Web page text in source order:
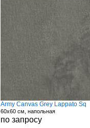
Army Canvas Grey Lappato Sq
60x60 см, напольная
по запросу